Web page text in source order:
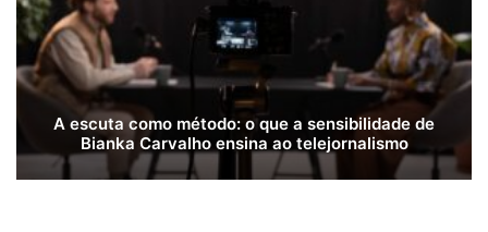
A escuta como método: o que a sensibilidade de
Bianka Carvalho ensina ao telejornalismo